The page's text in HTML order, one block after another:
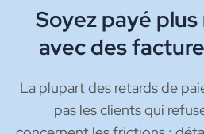
Soyez payé
avec des
La plupart des retards de
pas les clients qui